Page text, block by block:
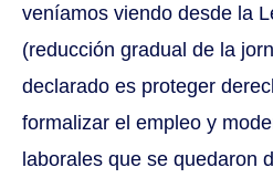
veníamos viendo desde la
(reducción gradual de la
declarado es proteger
formalizar el empleo y
laborales que se quedaron